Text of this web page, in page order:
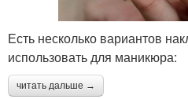
Есть несколько вариантов
использовать для маникюра:
читать дальше →